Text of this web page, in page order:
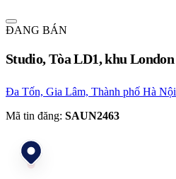
ĐANG BÁN
Studio, Tòa LD1, khu London
Đa Tốn, Gia Lâm, Thành phố Hà Nội
Mã tin đăng: SAUN2463